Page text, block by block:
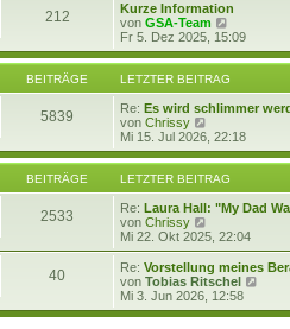
212
Kurze Information
von GSA-Team
e
u
e
s
t
e
B
e
i
t
r
a
Fr 5. Dez 2025, 15:09
BEITRÄGE LETZTER BEITRAG
5839 Re: Es wird schlimmer
von Chrissy
e
u
e
s
t
e
B
e
i
t
g
Mi 15. Jul 2026, 22:18
BEITRÄGE LETZTER BEITRAG
2533 Re: Laura Hall: "My Dad
von Chrissy
e
u
e
s
r
Mi 22. Okt 2025, 22:04
40 Re: Vorstellung meines
von Tobias Ritschel
u
Mi 3. Jun 2026, 12:58